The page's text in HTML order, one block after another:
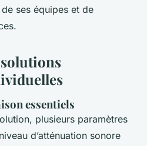
ses équipes et de
essentiels
plusieurs paramètres
d’atténuation sonore